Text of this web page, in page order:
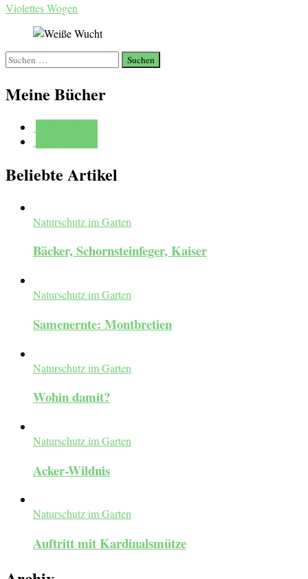
Violettes Wogen
Suchen
nach:
Meine Bücher
Beliebte Artikel
Naturschutz im Garten
Bäcker, Schornsteinfeger, Kaiser
Naturschutz im Garten
Samenernte: Montbretien
Naturschutz im Garten
Wohin damit?
Naturschutz im Garten
Acker-Wildnis
Naturschutz im Garten
Auftritt mit Kardinalsmütze